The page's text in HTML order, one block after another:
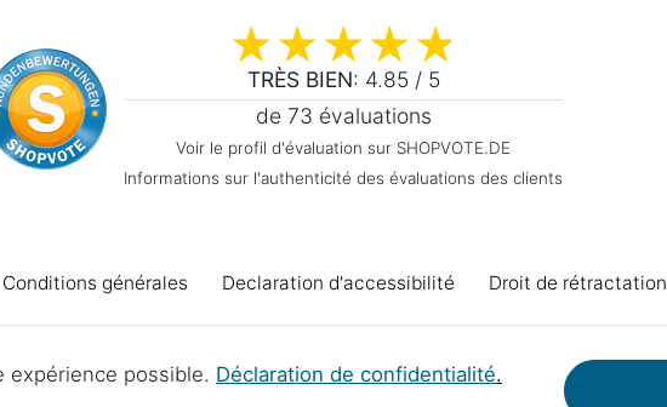
TRÈS BIEN: 4.85 / 5
de 73 évaluations
Voir le profil d'évaluation sur SHOPVOTE.DE
Informations sur l'authenticité des évaluations des clients
Conditions générales Declaration d'accessibilité Droit de rétractation
Élimination des piles Projets d'atelier
expérience possible. Déclaration de confidentialité.